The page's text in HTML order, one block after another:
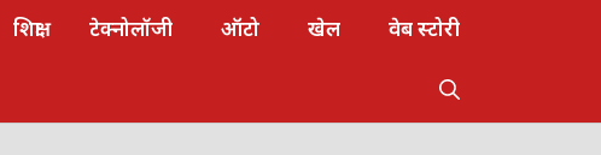
शिक्षा टेक्नोलॉजी ऑटो खेल वेब स्टोरी